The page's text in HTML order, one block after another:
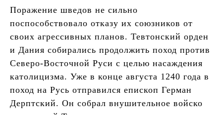
Поражение шведов не сильно
поспособствовало отказу их союзников от
своих агрессивных планов. Тевтонский орден
и Дания собирались продолжить поход против
Северо-Восточной Руси с целью насаждения
католицизма. Уже в конце августа 1240 года в
поход на Русь отправился епископ Герман
Дерптский. Он собрал внушительное войско